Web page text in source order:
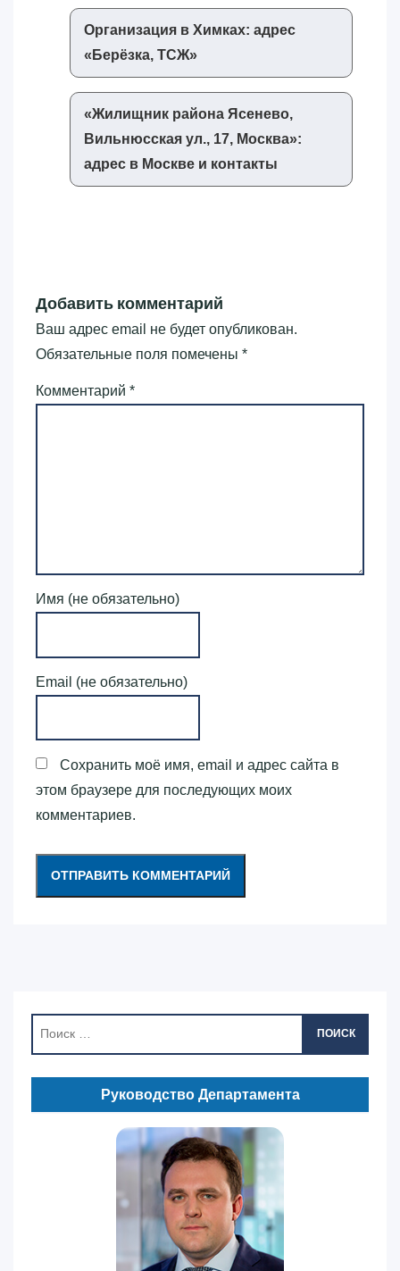
Организация в Химках: адрес
«‎Берёзка, ТСЖ»‎
«‎Жилищник района Ясенево,
Вильнюсская ул., 17, Москва»‎:
адрес в Москве и контакты
Добавить комментарий
Ваш адрес email не будет опубликован.
Обязательные поля помечены *
Комментарий *
Имя (не обязательно)
Email (не обязательно)
Сохранить моё имя, email и адрес сайта в
этом браузере для последующих моих
комментариев.
ПОИСК
Руководство Департамента